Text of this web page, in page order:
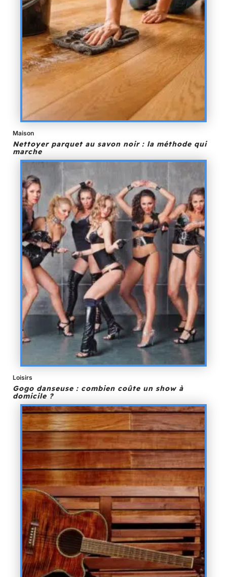
Maison
Nettoyer parquet au savon noir : la méthode qui
marche
Loisirs
Gogo danseuse : combien coûte un show à
domicile ?